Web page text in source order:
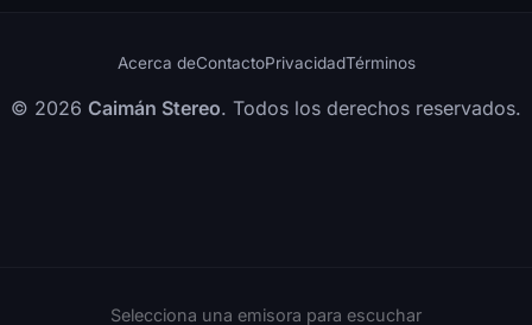
Acerca deContactoPrivacidadTérminos
© 2026 Caimán Stereo. Todos los derechos reservados.
Selecciona una emisora para escuchar